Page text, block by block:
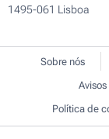
1495-061 Lisboa
Sobre nós
Política de